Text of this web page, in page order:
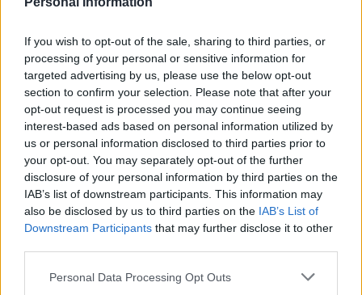
If you wish to opt-out of the sale, sharing to third parties, or
processing of your personal or sensitive information for
targeted advertising by us, please use the below opt-out
section to confirm your selection. Please note that after your
opt-out request is processed you may continue seeing
interest-based ads based on personal information utilized by
us or personal information disclosed to third parties prior to
your opt-out. You may separately opt-out of the further
disclosure of your personal information by third parties on the
IAB’s list of downstream participants. This information may
also be disclosed by us to third parties on the IAB’s List of
Downstream Participants that may further disclose it to other
Personal Data Processing Opt Outs
Dzień dobry, pół roku temu przyjmowałam
tabletki Qlaira ,jednak przerwałam niestety
uderzenia gorąca i zawroty głowy wróciły .
Zaczęłam znowu przyjmować tabletki mimo iż
jestem 2 tygodnie po okresie ,dziś wezmę 5
tabletkę czy dzień ma znaczenia kiedy przyjęłam
pierwszą tabletkę ?
Forum: Ginekologia - forum dla rodziny i
pacjentki
gość
pieczeniem podczas oddawania moczu. Dziś